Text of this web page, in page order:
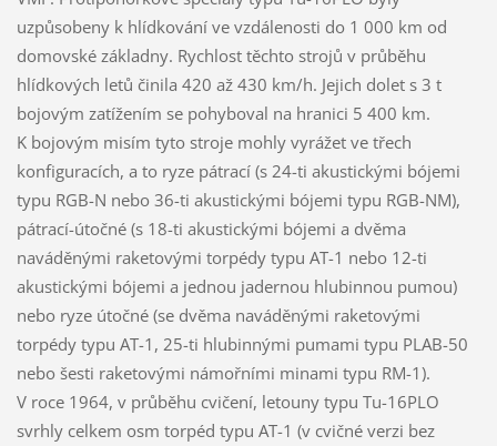
uzpůsobeny k hlídkování ve vzdálenosti do 1 000 km od
domovské základny. Rychlost těchto strojů v průběhu
hlídkových letů činila 420 až 430 km/h. Jejich dolet s 3 t
bojovým zatížením se pohyboval na hranici 5 400 km.
K bojovým misím tyto stroje mohly vyrážet ve třech
konfiguracích, a to ryze pátrací (s 24-ti akustickými bójemi
typu RGB-N nebo 36-ti akustickými bójemi typu RGB-NM),
pátrací-útočné (s 18-ti akustickými bójemi a dvěma
naváděnými raketovými torpédy typu AT-1 nebo 12-ti
akustickými bójemi a jednou jadernou hlubinnou pumou)
nebo ryze útočné (se dvěma naváděnými raketovými
torpédy typu AT-1, 25-ti hlubinnými pumami typu PLAB-50
nebo šesti raketovými námořními minami typu RM-1).
V roce 1964, v průběhu cvičení, letouny typu Tu-16PLO
svrhly celkem osm torpéd typu AT-1 (v cvičné verzi bez